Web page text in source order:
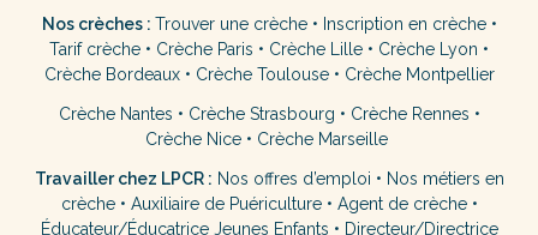
Nos crèches : Trouver une crèche• Inscription en crèche•
Tarif crèche • Crèche Paris • Crèche Lille • Crèche Lyon •
Crèche Bordeaux• Crèche Toulouse• Crèche Montpellier
Crèche Nantes • Crèche Strasbourg • Crèche Rennes •
Crèche Nice • Crèche Marseille
Travailler chez LPCR : Nos offres d’emploi • Nos métiers en
crèche• Auxiliaire de Puériculture• Agent de crèche•
Éducateur/Éducatrice Jeunes Enfants • Directeur/Directrice